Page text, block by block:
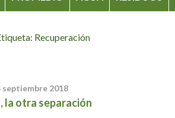
Recuperación
septiembre 2018
la otra separación